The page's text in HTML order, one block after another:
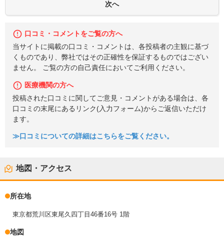
口コミ・コメントをご覧の方へ
当サイトに掲載の口コミ・コメントは、各投稿者の主観に基づ
くものであり、弊社ではその正確性を保証するものではござい
ません。 ご覧の方の自己責任においてご利用ください。
医療機関の方へ
投稿された口コミに関してご意見・コメントがある場合は、各
口コミの末尾にあるリンク(入力フォーム)からご返信いただけ
ます。
≫口コミについての詳細はこちらをご覧ください。
地図・アクセス
所在地
東京都荒川区東尾久四丁目46番16号 1階
地図